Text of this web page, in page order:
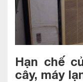
Hạn chế
cây, máy